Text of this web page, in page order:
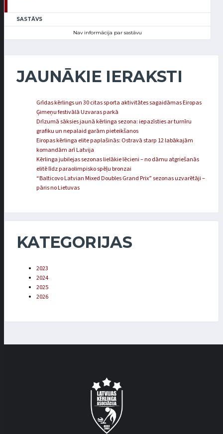
SASTĀVS
Nav informācija par sastāvu
JAUNĀKIE IERAKSTI
Grīdas kērlings un 30 citas sporta aktivitātes sagaidāmas Eiropas
Ģimeņu festivālā Uzvaras parkā
Drīzumā sāksies jaunā kērlinga sezona: iepazīsties ar turnīru
grafiku un nepalaid garām pieteikšanos
Eiropas kērlinga elite paplašinās: Ostravā starp 12 labākajām
komandām arī Latvija
Kērlinga jubilejas sezonas lielākie lēcieni – no dāmu atgriešanās
elitē līdz paraolimpisko spēļu bronzai
“Balticovo Latvian Mixed Doubles Grand Prix” sezonas uzvarētāji –
pāris no Lietuvas
KATEGORIJAS
2023
2024
2025
2026